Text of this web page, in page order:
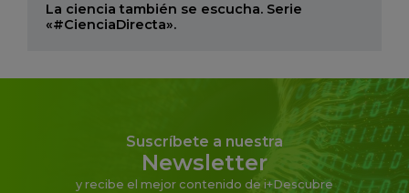
La ciencia también se escucha. Serie
«#CienciaDirecta».
Suscríbete a nuestra
Newsletter
y recibe el mejor contenido de i+Descubre